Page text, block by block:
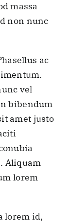
massa
non nunc
ac
vel
bibendum
amet justo
Aliquam
lorem
lorem id,